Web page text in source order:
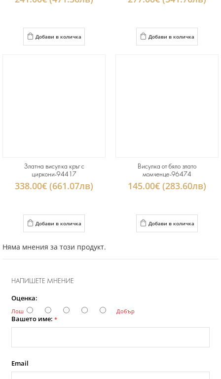
Добави в количка Добави в количка
Златна висулка кръг с
циркони-94417
338.00€ (661.07лв)
Добави в количка
Висулка от бяло злато
момченце-96474
145.00€ (283.60лв)
Добави в количка
Няма мнения за този продукт.
НАПИШЕТЕ МНЕНИЕ
Оценка:
Лош Добър
Вашето име: *
Email